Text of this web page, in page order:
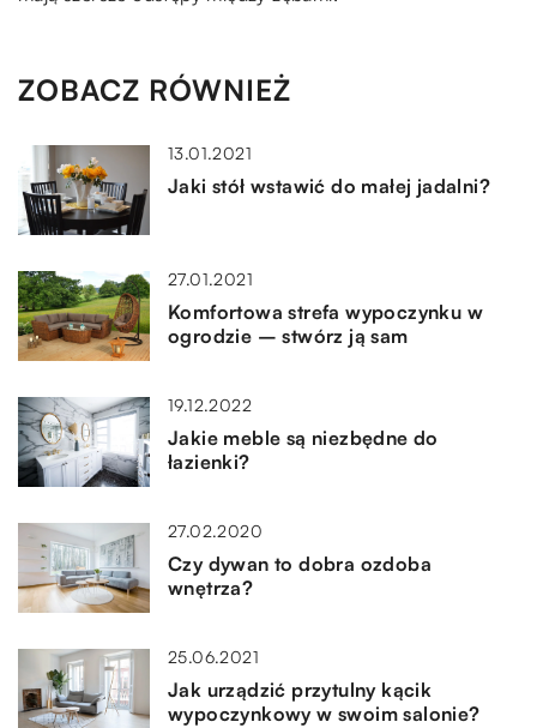
ZOBACZ RÓWNIEŻ
13.01.2021
Jaki stół wstawić do małej jadalni?
27.01.2021
Komfortowa strefa wypoczynku w
ogrodzie – stwórz ją sam
19.12.2022
Jakie meble są niezbędne do
łazienki?
27.02.2020
Czy dywan to dobra ozdoba
wnętrza?
25.06.2021
Jak urządzić przytulny kącik
wypoczynkowy w swoim salonie?